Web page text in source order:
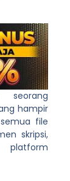
seorang
hampir
file
skripsi,